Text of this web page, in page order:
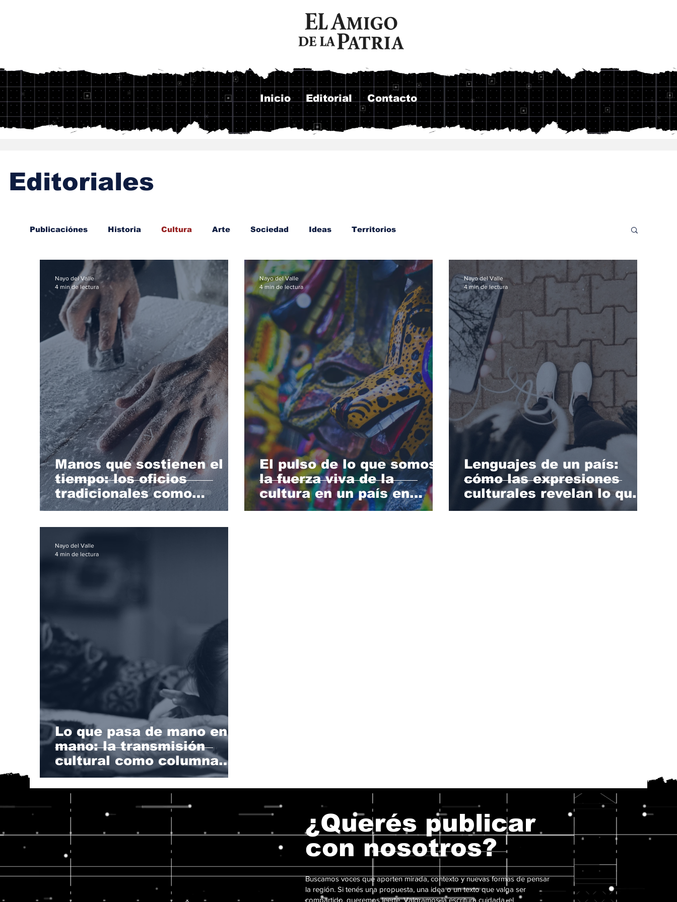
Inicio Editorial Contacto
Editoriales
Publicaciónes Historia Cultura Arte Sociedad Ideas Territorios
Manos que sostienen el
tiempo: los oficios
tradicionales como
arquitectura silenciosa de
Nayo del Valle
4 min de lectura
El pulso de lo que somos:
la fuerza viva de la
cultura en un país en
transformación
Nayo del Valle
4 min de lectura
Lenguajes de un país:
cómo las expresiones
culturales revelan lo que
una sociedad no dice en
Nayo del Valle
4 min de lectura
Lo que pasa de mano en
mano: la transmisión
cultural como columna
vertebral de la identidad
Nayo del Valle
4 min de lectura
¿Querés publicar
con nosotros?
Buscamos voces que aporten mirada, contexto y nuevas formas de pensar
la región. Si tenés una propuesta, una idea o un texto que valga ser
compartido, queremos leerte. Valoramos la escritura cuidada, el